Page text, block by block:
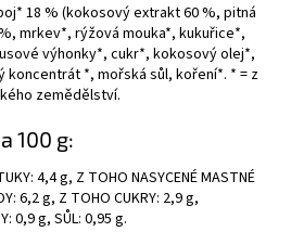
18 % (kokosový extrakt 60 %, pitná
mrkev*, rýžová mouka*, kukuřice*,
výhonky*, cukr*, kokosový olej*,
koncentrát *, mořská sůl, koření*. * = z
zemědělství.
100 g:
4,4 g, Z TOHO NASYCENÉ MASTNÉ
6,2 g, Z TOHO CUKRY: 2,9 g,
0,9 g, SŮL: 0,95 g.